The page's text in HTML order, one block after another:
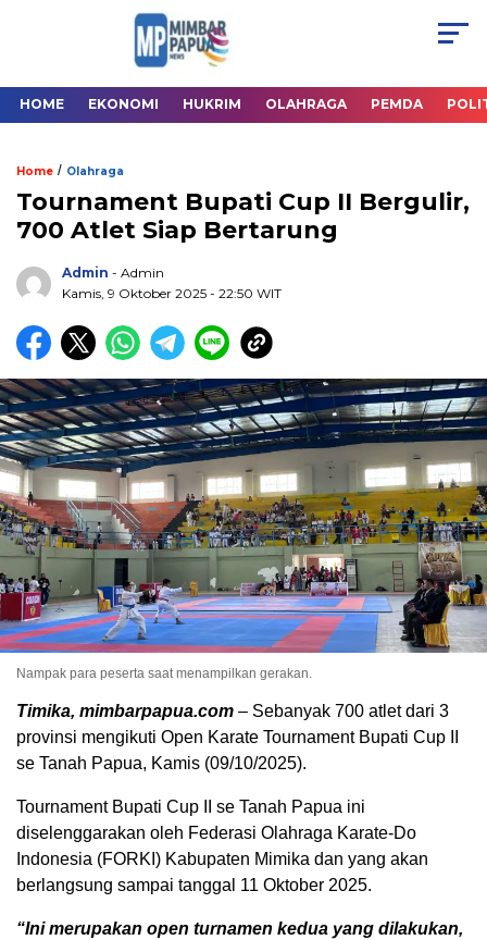
HOME EKONOMI HUKRIM OLAHRAGA PEMDA
Home / Olahraga
Tournament Bupati Cup II Bergulir,
700 Atlet Siap Bertarung
Admin - Admin
Kamis, 9 Oktober 2025 - 22:50 WIT
Nampak para peserta saat menampilkan gerakan.
Timika, mimbarpapua.com – Sebanyak 700 atlet dari 3
provinsi mengikuti Open Karate Tournament Bupati Cup II
se Tanah Papua, Kamis (09/10/2025).
Tournament Bupati Cup II se Tanah Papua ini
diselenggarakan oleh Federasi Olahraga Karate-Do
Indonesia (FORKI) Kabupaten Mimika dan yang akan
berlangsung sampai tanggal 11 Oktober 2025.
“Ini merupakan open turnamen kedua yang dilakukan,